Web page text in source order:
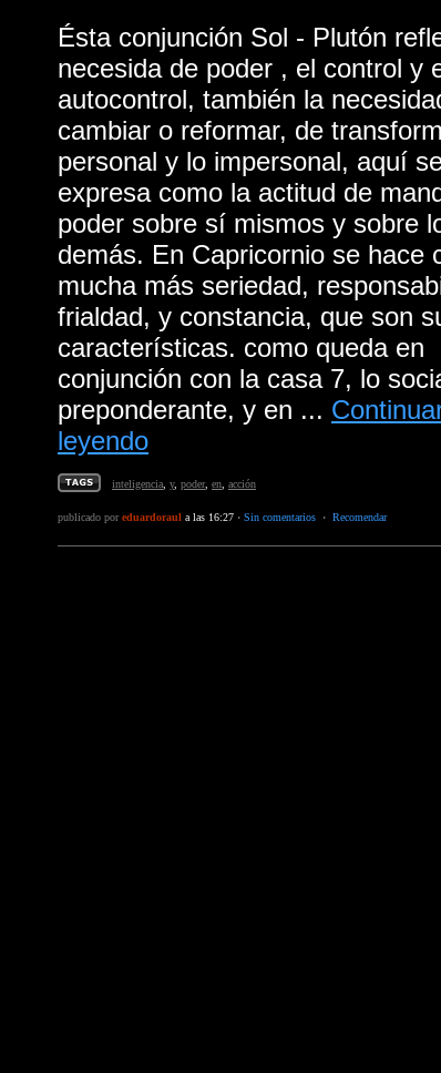
Ésta conjunción Sol - Plutón
necesida de poder , el control y
autocontrol, también la
cambiar o reformar, de
personal y lo impersonal, aquí
expresa como la actitud de
poder sobre sí mismos y sobre
demás. En Capricornio se hace
mucha más seriedad,
frialdad, y constancia, que son
características. como queda en
conjunción con la casa 7, lo
preponderante, y en ...
leyendo
inteligencia y, poder, en acción
publicado poreduardoraul a las 16:27 · Sin comentarios · Recomendar